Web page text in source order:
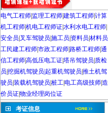
电气工程师 监理工程师建筑工程师计算
机工程师机电工程师证水利水电工程师
安全员 叉车驾驶员 施工员 资料员 材料员
工民建工程师市政工程师路桥工程师通
信工程师高低压电工证塔吊驾驶员 质检
员 挖掘机驾驶员|起重机驾驶员 推土机驾
驶员 装载机驾驶员 桩工电工高级技师造
价员证物业经理岗位证
考证信息